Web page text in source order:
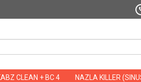
CLEAN + BC 4 NAZLA KILLER